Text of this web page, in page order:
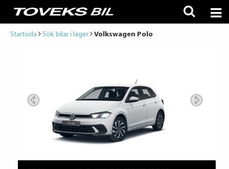
Startsida Sök bilar i lager Volkswagen Polo